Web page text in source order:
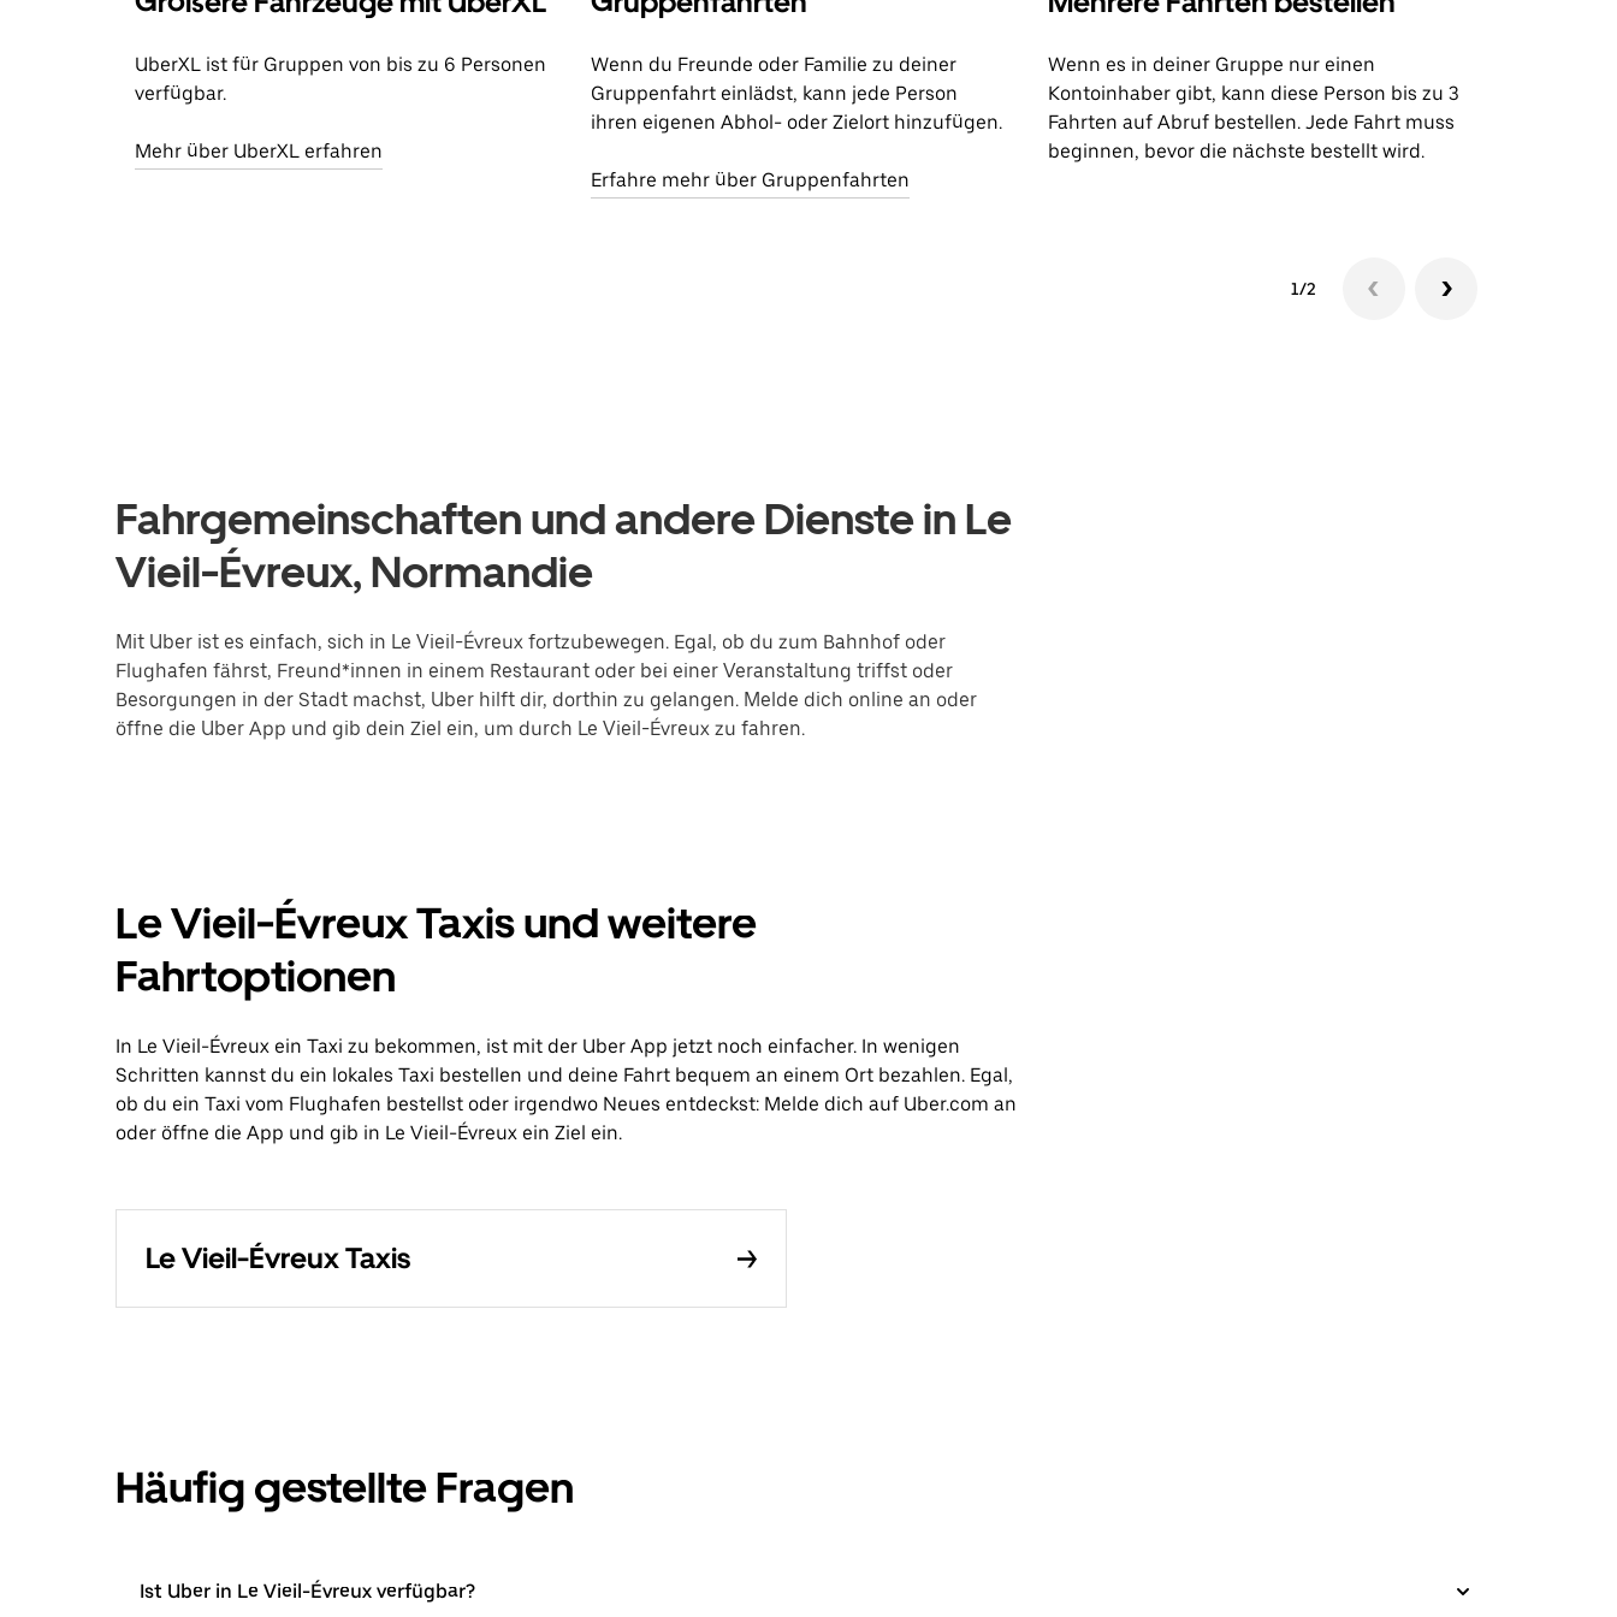
UberXL ist für Gruppen von bis zu 6 Personen
verfügbar.
Mehr über UberXL erfahren
Wenn du Freunde oder Familie zu deiner
Gruppenfahrt einlädst, kann jede Person
ihren eigenen Abhol- oder Zielort hinzufügen.
Erfahre mehr über Gruppenfahrten
Wenn es in deiner Gruppe nur einen
Kontoinhaber gibt, kann diese Person bis zu 3
Fahrten auf Abruf bestellen. Jede Fahrt muss
beginnen, bevor die nächste bestellt wird.
1/2
Fahrgemeinschaften und andere Dienste in Le
Vieil-Évreux, Normandie
Mit Uber ist es einfach, sich in Le Vieil-Évreux fortzubewegen. Egal, ob du zum Bahnhof oder
Flughafen fährst, Freund*innen in einem Restaurant oder bei einer Veranstaltung triffst oder
Besorgungen in der Stadt machst, Uber hilft dir, dorthin zu gelangen. Melde dich online an oder
öffne die Uber App und gib dein Ziel ein, um durch Le Vieil-Évreux zu fahren.
Le Vieil-Évreux Taxis und weitere
Fahrtoptionen
In Le Vieil-Évreux ein Taxi zu bekommen, ist mit der Uber App jetzt noch einfacher. In wenigen
Schritten kannst du ein lokales Taxi bestellen und deine Fahrt bequem an einem Ort bezahlen. Egal,
ob du ein Taxi vom Flughafen bestellst oder irgendwo Neues entdeckst: Melde dich auf Uber.com an
oder öffne die App und gib in Le Vieil-Évreux ein Ziel ein.
Le Vieil-Évreux Taxis
Häufig gestellte Fragen
Ist Uber in Le Vieil-Évreux verfügbar?